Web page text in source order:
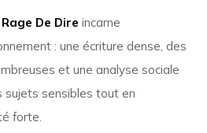
De Dire incarne
: une écriture dense, des
et une analyse sociale
sujets sensibles tout en
forte.